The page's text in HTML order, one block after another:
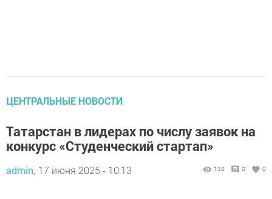
ЦЕНТРАЛЬНЫЕ НОВОСТИ
Татарстан в лидерах по числу заявок на
конкурс «Студенческий стартап»
admin, 17 июня 2025 - 10:13 130 0 0